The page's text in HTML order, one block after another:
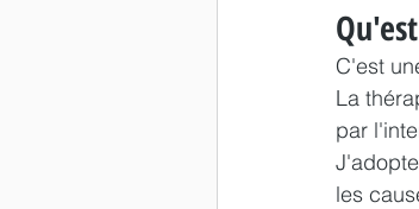
C'est
La
par
les